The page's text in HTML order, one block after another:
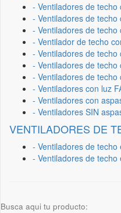
- Ventiladores de techo
- Ventiladores de techo
- Ventiladores de techo
- Ventilador de techo
- Ventiladores de techo
- Ventiladores de techo
- Ventiladores de techo
- Ventiladores con luz
- Ventiladores con
- Ventiladores SIN
VENTILADORES DE
- Ventiladores de techo
- Ventiladores de techo
Busca aqui tu producto: